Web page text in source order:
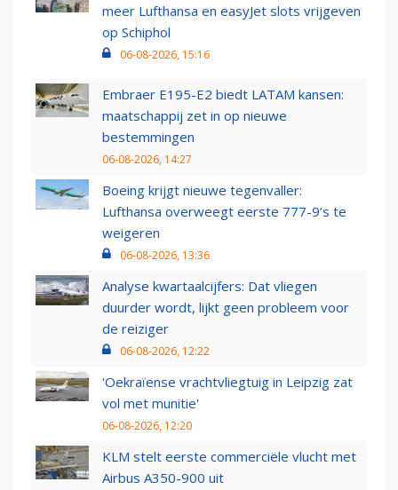
meer Lufthansa en easyJet slots vrijgeven
op Schiphol
06-08-2026, 15:16
Embraer E195-E2 biedt LATAM kansen:
maatschappij zet in op nieuwe
bestemmingen
06-08-2026, 14:27
Boeing krijgt nieuwe tegenvaller:
Lufthansa overweegt eerste 777-9’s te
weigeren
06-08-2026, 13:36
Analyse kwartaalcijfers: Dat vliegen
duurder wordt, lijkt geen probleem voor
de reiziger
06-08-2026, 12:22
'Oekraïense vrachtvliegtuig in Leipzig zat
vol met munitie'
06-08-2026, 12:20
KLM stelt eerste commerciële vlucht met
Airbus A350-900 uit